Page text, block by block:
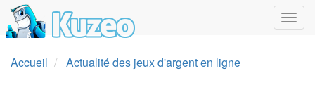
Accueil Actualité des jeux d'argent en ligne